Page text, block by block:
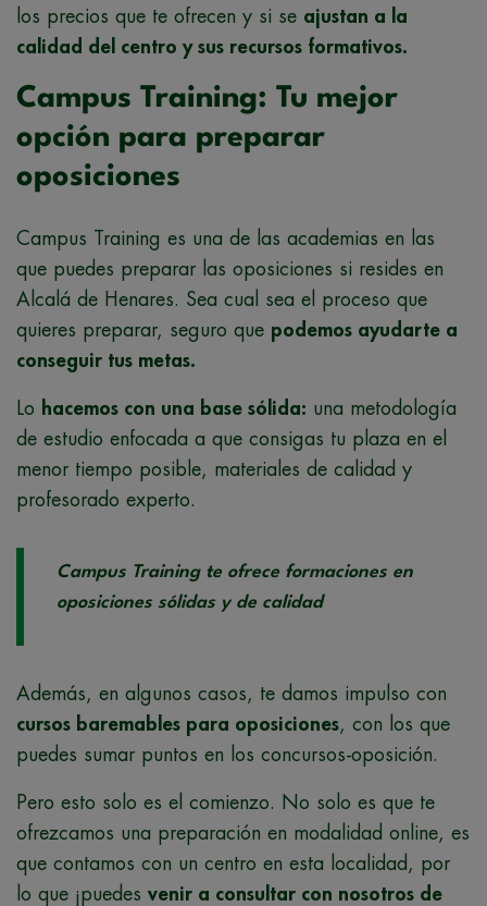
los precios que te ofrecen y si se ajustan a la
calidad del centro y sus recursos formativos.
Campus Training: Tu mejor
opción para preparar
oposiciones
Campus Training es una de las academias en las
que puedes preparar las oposiciones si resides en
Alcalá de Henares. Sea cual sea el proceso que
quieres preparar, seguro que podemos ayudarte a
conseguir tus metas.
Lo hacemos con una base sólida: una metodología
de estudio enfocada a que consigas tu plaza en el
menor tiempo posible, materiales de calidad y
profesorado experto.
Campus Training te ofrece formaciones en
oposiciones sólidas y de calidad
Además, en algunos casos, te damos impulso con
cursos baremables para oposiciones, con los que
puedes sumar puntos en los concursos-oposición.
Pero esto solo es el comienzo. No solo es que te
ofrezcamos una preparación en modalidad online, es
que contamos con un centro en esta localidad, por
lo que ¡puedes venir a consultar con nosotros de